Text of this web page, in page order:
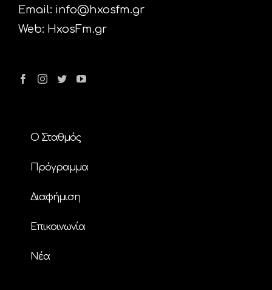
Email: info@hxosfm.gr
Web: HxosFm.gr
Ο Σταθμός
Πρόγραμμα
Διαφήμιση
Επικοινωνία
Nέα